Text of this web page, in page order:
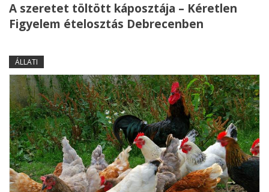
A szeretet töltött káposztája – Kéretlen
Figyelem ételosztás Debrecenben
ÁLLATI